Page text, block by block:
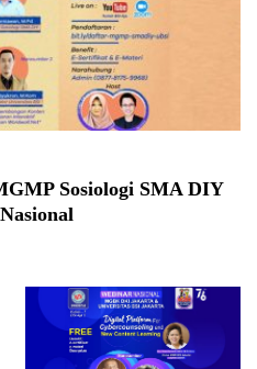
Sosiologi SMA DIY